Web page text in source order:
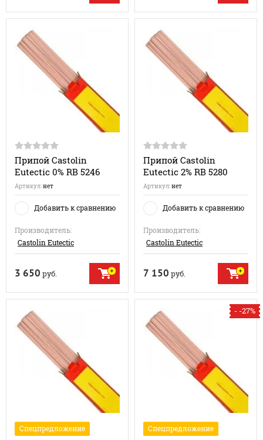
Припой Castolin
Eutectic 0% RB 5246
Артикул:нет
Добавить к сравнению
Производитель:
Castolin Eutectic
3 650 руб.
Припой Castolin
Eutectic 2% RB 5280
Артикул:нет
Добавить к сравнению
Производитель:
Castolin Eutectic
7 150 руб.
Спецпредложение
- -27%
Спецпредложение